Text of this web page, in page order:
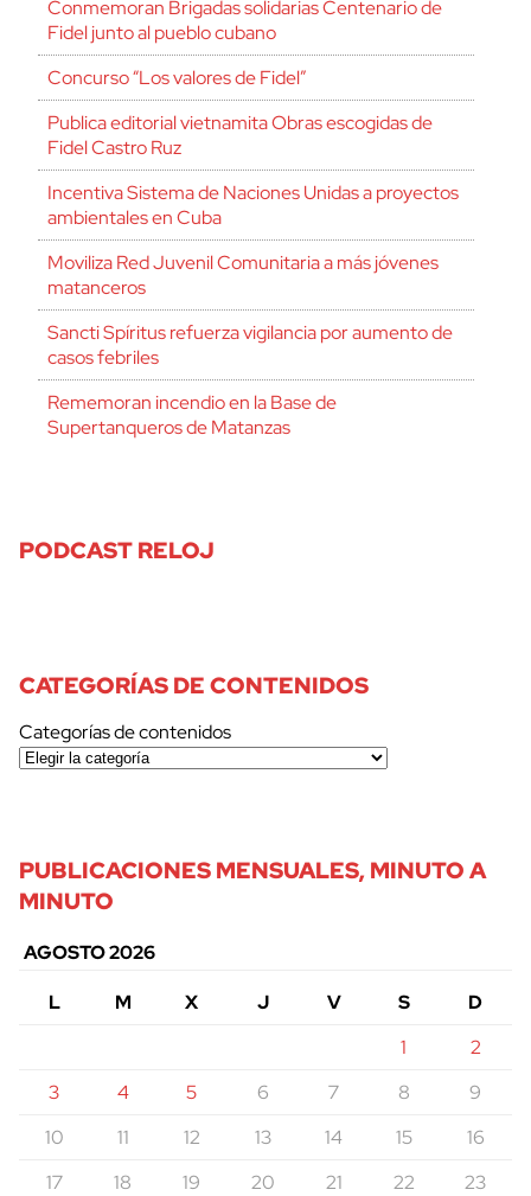
Conmemoran Brigadas solidarias Centenario de
Fidel junto al pueblo cubano
Concurso “Los valores de Fidel”
Publica editorial vietnamita Obras escogidas de
Fidel Castro Ruz
Incentiva Sistema de Naciones Unidas a proyectos
ambientales en Cuba
Moviliza Red Juvenil Comunitaria a más jóvenes
matanceros
Sancti Spíritus refuerza vigilancia por aumento de
casos febriles
Rememoran incendio en la Base de
Supertanqueros de Matanzas
PODCAST RELOJ
CATEGORÍAS DE CONTENIDOS
Categorías de contenidos
PUBLICACIONES MENSUALES, MINUTO A
MINUTO
AGOSTO 2026
L
M X J V S
D
1
2
3
4 5 6 7 8
9
10
11 12 13 14 15
16
17
18 19 20 21 22
23